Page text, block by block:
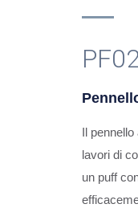
Il
lavori di
un puff